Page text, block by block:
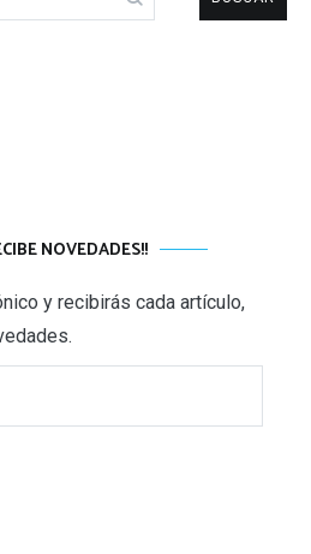
NOVEDADES!!
y recibirás cada artículo,